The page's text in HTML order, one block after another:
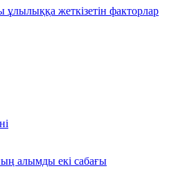
жеткізетін факторлар
алымды екі сабағы